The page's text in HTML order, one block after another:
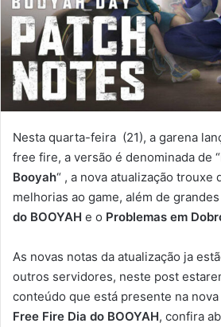
Nesta quarta-feira (21), a garena
free fire, a versão é denominada de “
Booyah“ , a nova atualização trouxe
melhorias ao game, além de
do BOOYAH e o Problemas em
As novas notas da atualização ja
outros servidores, neste post
conteúdo que está presente na nova
Free Fire Dia do BOOYAH, confira